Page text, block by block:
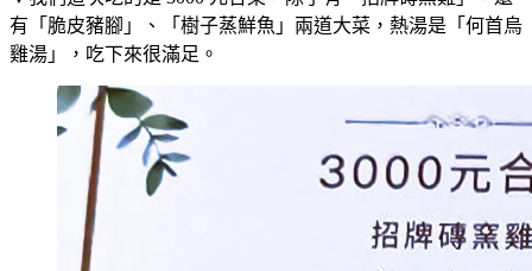
有「脆皮豬腳」、「樹子蒸鮮魚」兩道大菜，熱湯是「何首烏
雞湯」，吃下來很滿足。